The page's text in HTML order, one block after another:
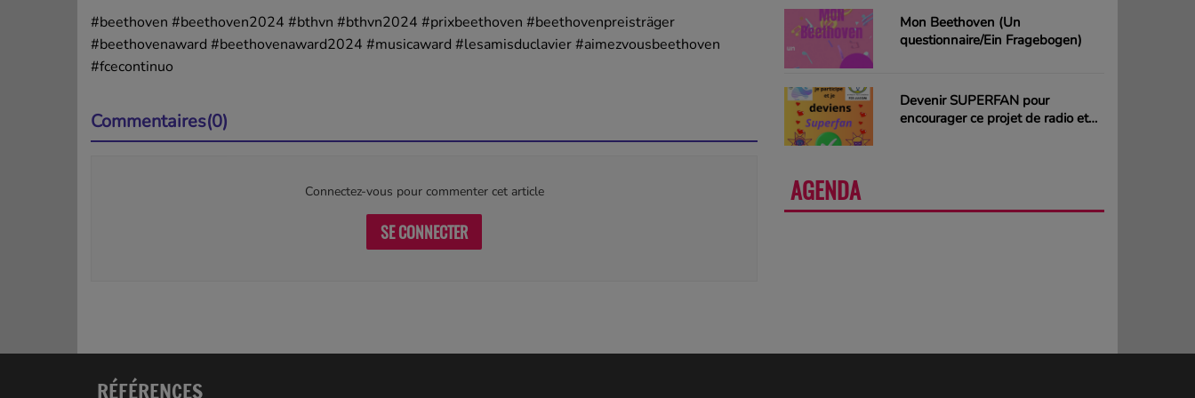
#beethoven #beethoven2024 #bthvn #bthvn2024 #prixbeethoven #beethovenpreisträger
#beethovenaward #beethovenaward2024 #musicaward #lesamisduclavier#aimezvousbeethoven
#fcecontinuo
Commentaires(0)
Connectez-vous pour commenter cet article
SE CONNECTER
Mon Beethoven (Un
questionnaire/Ein Fragebogen)
Devenir SUPERFAN pour
encourager ce projet de radio et
AGENDA
RÉFÉRENCES